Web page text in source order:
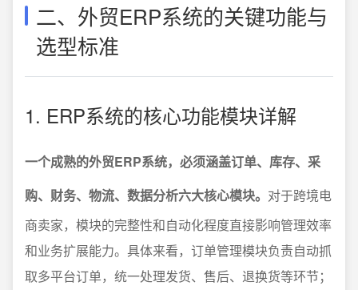
二、外贸ERP系统的关键功能与
选型标准
1. ERP系统的核心功能模块详解
一个成熟的外贸ERP系统，必须涵盖订单、库存、采
购、财务、物流、数据分析六大核心模块。 对于跨境电
商卖家，模块的完整性和自动化程度直接影响管理效率
和业务扩展能力。具体来看，订单管理模块负责自动抓
取多平台订单，统一处理发货、售后、退换货等环节；